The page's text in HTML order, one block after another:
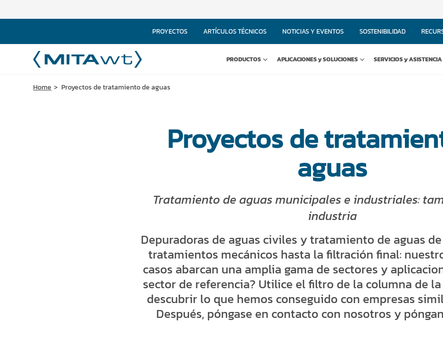
PROYECTOS ARTÍCULOS TÉCNICOS NOTICIAS Y EVENTOS SOSTENIBILIDAD
PRODUCTOS APLICACIONES y SOLUCIONES SERVICIOS y ASISTENCIA
Home Proyectos de tratamiento de aguas
Proyectos de
aguas
Tratamiento de aguas municipales e industriales:
industria
Depuradoras de aguas civiles y tratamiento de aguas
tratamientos mecánicos hasta la filtración final:
casos abarcan una amplia gama de sectores y
sector de referencia? Utilice el filtro de la columna de
descubrir lo que hemos conseguido con empresas
Después, póngase en contacto con nosotros y